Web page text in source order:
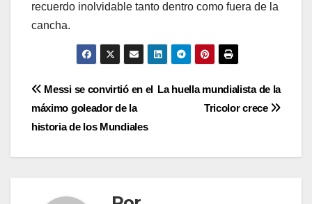
recuerdo inolvidable tanto dentro como fuera de la
cancha.
La huella mundialista de la
Tricolor crece
Messi se convirtió en el
máximo goleador de la
historia de los Mundiales